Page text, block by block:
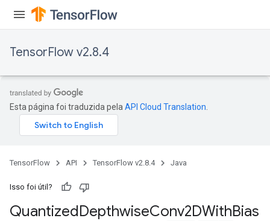
TensorFlow v2.8.4
Esta página foi traduzida pela API Cloud Translation
TensorFlow API TensorFlow v2.8.4 Java
Isso foi útil?
QuantizedDepthwiseConv2DWithBias